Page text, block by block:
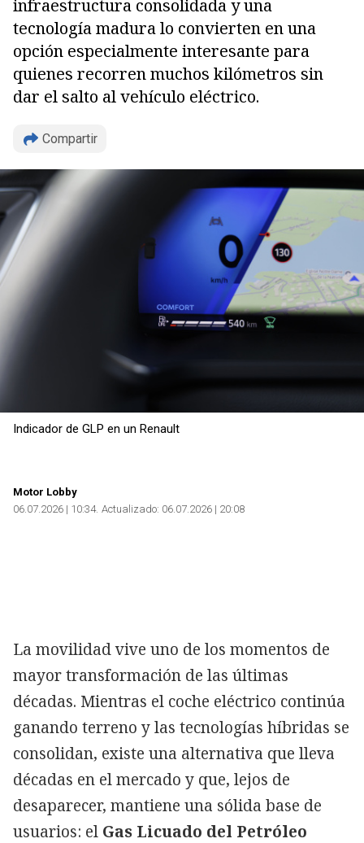
infraestructura consolidada y una
tecnología madura lo convierten en una
opción especialmente interesante para
quienes recorren muchos kilómetros sin
dar el salto al vehículo eléctrico.
Compartir
Indicador de GLP en un Renault
Motor Lobby
06.07.2026 | 10:34 Actualizado: 06.07.2026 | 20:08
La movilidad vive uno de los momentos de
mayor transformación de las últimas
décadas. Mientras el coche eléctrico continúa
ganando terreno y las tecnologías híbridas se
consolidan, existe una alternativa que lleva
décadas en el mercado y que, lejos de
desaparecer, mantiene una sólida base de
usuarios: el Gas Licuado del Petróleo